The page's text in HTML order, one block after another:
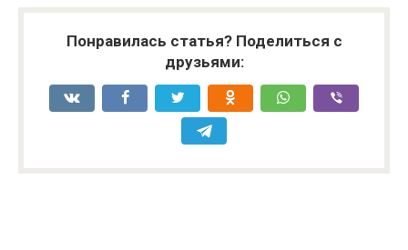
Понравилась статья? Поделиться с
друзьями: